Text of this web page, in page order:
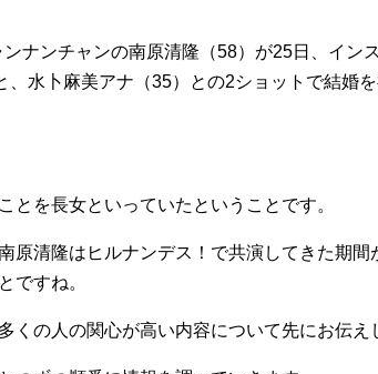
ンナンチャンの南原清隆（58）が25日、イン
、水卜麻美アナ（35）との2ショットで結婚を
とを長女といっていたということです。
原清隆はヒルナンデス！で共演してきた期
ですね。
くの人の関心が高い内容について先にお伝え